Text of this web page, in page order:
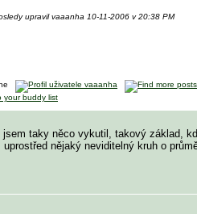
upravil vaaanha 10-11-2006 v 20:38 PM
jsem taky něco vykutil, takový základ,
uprostřed nějaký neviditelný kruh o